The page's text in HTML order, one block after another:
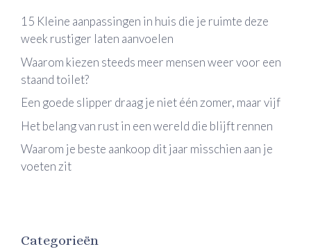
15 Kleine aanpassingen in huis die je ruimte deze
week rustiger laten aanvoelen
Waarom kiezen steeds meer mensen weer voor een
staand toilet?
Een goede slipper draag je niet één zomer, maar vijf
Het belang van rust in een wereld die blijft rennen
Waarom je beste aankoop dit jaar misschien aan je
voeten zit
Categorieën